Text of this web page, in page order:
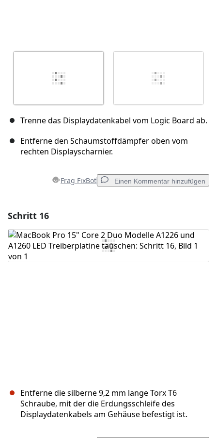
Trenne das Displaydatenkabel vom Logic Board ab.
Entferne den Schaumstoffdämpfer oben vom
rechten Displayscharnier.
Frag FixBot Einen Kommentar hinzufügen
Kommentar hinzufügen
Schritt 16
Entferne die silberne 9,2 mm lange Torx T6
Schraube, mit der die Erdungsschleife des
Displaydatenkabels am Gehäuse befestigt ist.